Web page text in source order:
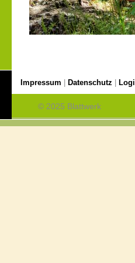
Impressum Datenschutz
© 2025 Blattwerk